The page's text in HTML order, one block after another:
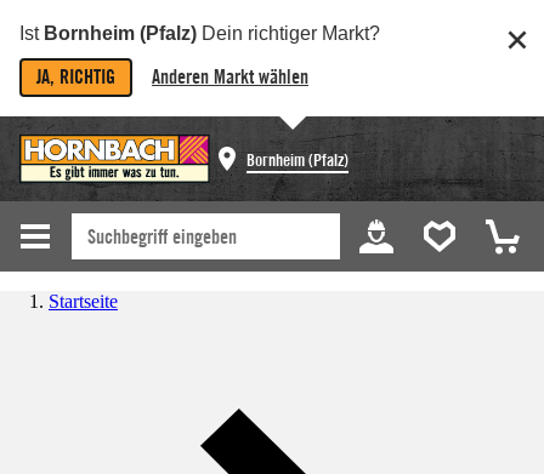
Ist Bornheim (Pfalz) Dein richtiger Markt?
JA, RICHTIG Anderen Markt wählen
Bornheim (Pfalz)
Startseite